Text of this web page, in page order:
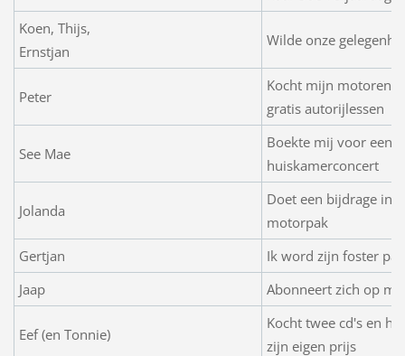
Koen, Thijs,
Ernstjan
Wilde onze
Peter
Kocht mijn motoren
gratis autorijlessen
See Mae
Boekte mij voor een
huiskamerconcert
Jolanda
Doet een bijdrage in
motorpak
Gertjan
Ik word zijn foster
Jaap
Abonneert zich op
Eef (en Tonnie)
Kocht twee cd's en
zijn eigen prijs